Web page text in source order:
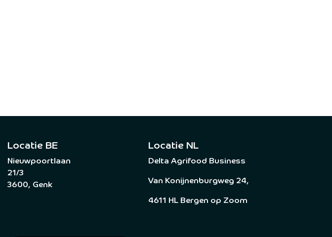
Locatie BE
Nieuwpoortlaan
21/3
3600, Genk
Locatie NL
Delta Agrifood Business
Van Konijnenburgweg 24,
4611 HL Bergen op Zoom